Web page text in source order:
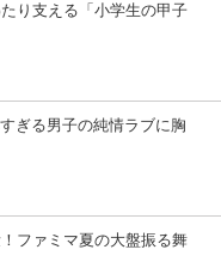
り支える「小学生の甲子
ぎる男子の純情ラブに胸
ファミマ夏の大盤振る舞